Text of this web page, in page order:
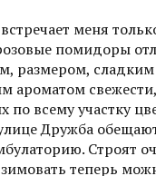
меня
помидоры
размером,
ароматом
по всему участку
Дружба
Строят
теперь